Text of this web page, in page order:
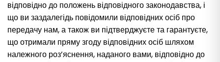
відповідно до положень відповідного законодавства, і
що ви заздалегідь повідомили відповідних осіб про
передачу нам, а також ви підтверджуєте та гарантуєте,
що отримали пряму згоду відповідних осіб шляхом
належного роз’яснення, наданого вами, відповідно до